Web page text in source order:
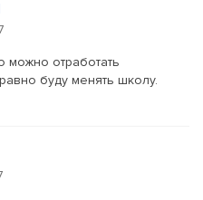
можно отработать
буду менять школу.